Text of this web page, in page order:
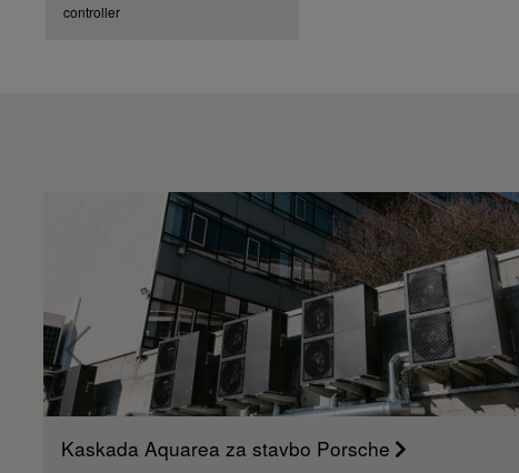
controller
Kaskada Aquarea za stavbo Porsche